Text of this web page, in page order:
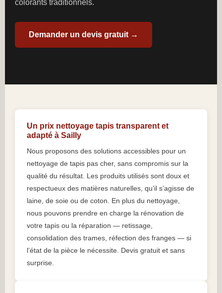
colorants traditionnels.
Demander un devis gratuit →
Un prix nettoyage tapis transparent et
adapté à Sailly
Nous proposons des solutions accessibles pour un
nettoyage de tapis pas cher, sans compromis sur la
qualité du résultat. Les produits utilisés sont doux et
respectueux des matières naturelles, qu’il s’agisse de
laine, de soie ou de coton. En plus du nettoyage,
nous pouvons prendre en charge la rénovation de
votre tapis ou la réparation — retissage,
consolidation des trames, réfection des franges — si
l’état de la pièce le nécessite. Devis gratuit et sans
surprise.